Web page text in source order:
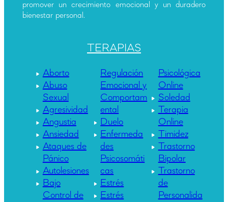
promover un crecimiento emocional y un duradero
bienestar personal.
TERAPIAS
Aborto
Abuso
Sexual
Agresividad
Angustia
Ansiedad
Ataques de
Pánico
Autolesiones
Bajo
Control de
Regulación
Emocional y
Comportam
ental
Duelo
Enfermeda
des
Psicosomáti
cas
Estrés
Estrés
Psicológica
Online
Soledad
Terapia
Online
Timidez
Trastorno
Bipolar
Trastorno
de
Personalida